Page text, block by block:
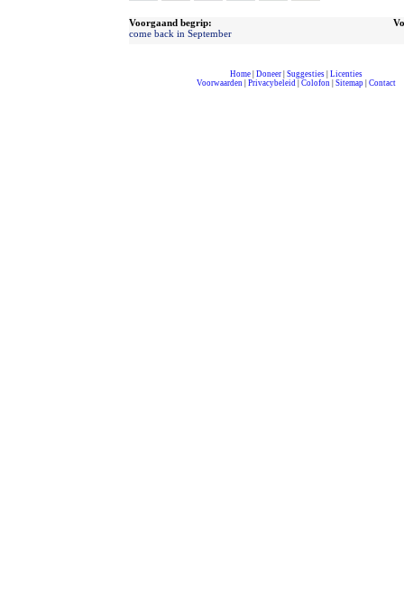
Voorgaand begrip:
come back in September
Home| Doneer| Suggesties| Licenties
Voorwaarden| Privacybeleid| Colofon| Sitemap| Contact